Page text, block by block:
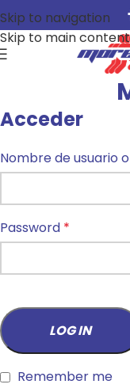
Skip to navigation
Skip to main content
Acceder
Nombre de usuario
Password *
LOG IN
Remember me